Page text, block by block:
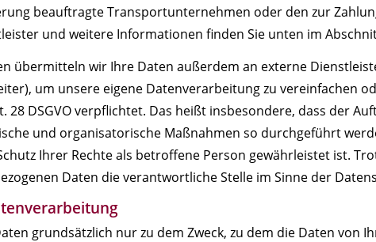
beauftragte Transportunternehmen oder den zur
und weitere Informationen finden Sie unten im
übermitteln wir Ihre Daten außerdem an externe
um unsere eigene Datenverarbeitung zu vereinfachen
28 DSGVO verpflichtet. Das heißt insbesondere, dass der
und organisatorische Maßnahmen so durchgeführt
Ihrer Rechte als betroffene Person gewährleistet ist.
Daten die verantwortliche Stelle im Sinne der
grundsätzlich nur zu dem Zweck, zu dem die Daten von